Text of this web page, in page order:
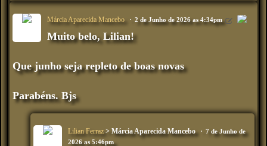
Márcia Aparecida Mancebo 2 de Junho de 2026 as 4:34pm
Muito belo, Lilian!
Que junho seja repleto de boas novas
Parabéns. Bjs
Lilian Ferraz> Márcia Aparecida Mancebo
7 de Junho de
2026 as 5:46pm